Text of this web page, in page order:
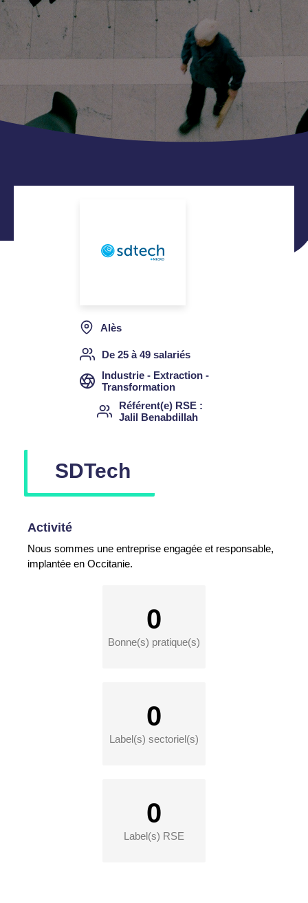
Alès
De 25 à 49 salariés
Industrie - Extraction -
Transformation
Référent(e) RSE
Jalil Benabdillah
SDTech
Activité
Nous sommes une entreprise engagée et responsable,
implantée en Occitanie.
0
Bonne(s) pratique(s)
0
Label(s) sectoriel(s)
0
Label(s) RSE